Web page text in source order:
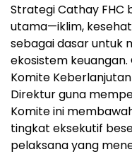
Strategi Cathay
utama—iklim,
sebagai dasar untuk
ekosistem
Komite
Direktur guna
Komite ini
tingkat eksekutif
pelaksana yang